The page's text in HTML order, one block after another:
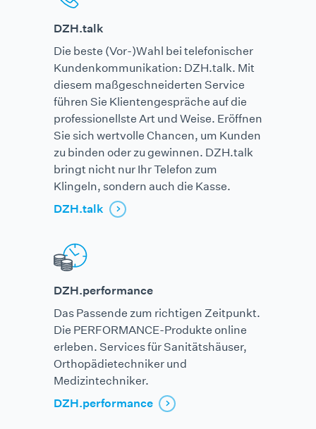
DZH.talk
Die beste (Vor-)Wahl bei telefonischer
Kunden­kommunikation: DZH.talk. Mit
diesem maß­geschneiderten Service
führen Sie Klienten­gespräche auf die
professionellste Art und Weise. Eröffnen
Sie sich wertvolle Chancen, um Kunden
zu binden oder zu gewinnen. DZH.talk
bringt nicht nur Ihr Telefon zum
Klingeln, sondern auch die Kasse.
DZH.talk
DZH.performance
Das Passende zum richtigen Zeitpunkt.
Die PERFORMANCE-Produkte online
erleben. Services für Sanitätshäuser,
Orthopädietechniker und
Medizintechniker.
DZH.performance